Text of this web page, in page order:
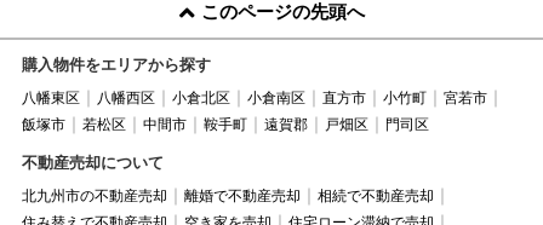
このページの先頭へ
購入物件をエリアから探す
八幡東区 八幡西区 小倉北区 小倉南区 直方市 小竹町
宮若市
飯塚市
若松区 中間市 鞍手町 遠賀郡 戸畑区 門司区
不動産売却について
北九州市の不動産売却 離婚で不動産売却
相続で不動産売却